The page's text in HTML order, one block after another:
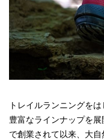
トレイルランニングを
豊富なラインナップを
で創業されて以来、大